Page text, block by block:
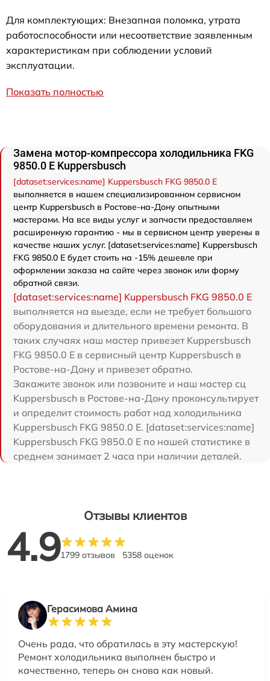
Для комплектующих: Внезапная поломка, утрата
работоспособности или несоответствие заявленным
характеристикам при соблюдении условий
эксплуатации.
Показать полностью
Замена мотор-компрессора холодильника FKG
9850.0 E Kuppersbusch
[dataset:services:name] Kuppersbusch FKG 9850.0 E
выполняется в нашем специализированном сервисном
центр Kuppersbusch в Ростове-на-Дону опытными
мастерами. На все виды услуг и запчасти предоставляем
расширенную гарантию - мы в сервисном центр уверены в
качестве наших услуг. [dataset:services:name] Kuppersbusch
FKG 9850.0 E будет стоить на -15% дешевле при
оформлении заказа на сайте через звонок или форму
обратной связи.
[dataset:services:name] Kuppersbusch FKG 9850.0 E
выполняется на выезде, если не требует большого
оборудования и длительного времени ремонта. В
таких случаях наш мастер привезет Kuppersbusch
FKG 9850.0 E в сервисный центр Kuppersbusch в
Ростове-на-Дону и привезет обратно.
Закажите звонок или позвоните и наш мастер сц
Kuppersbusch в Ростове-на-Дону проконсультирует
и определит стоимость работ над холодильника
Kuppersbusch FKG 9850.0 E. [dataset:services:name]
Kuppersbusch FKG 9850.0 E по нашей статистике в
среднем занимает 2 часа при наличии деталей.
Отзывы клиентов
4.91799 отзывов 5358 оценок
Герасимова Амина
Очень рада, что обратилась в эту мастерскую!
Ремонт холодильника выполнен быстро и
качественно, теперь он снова как новый.